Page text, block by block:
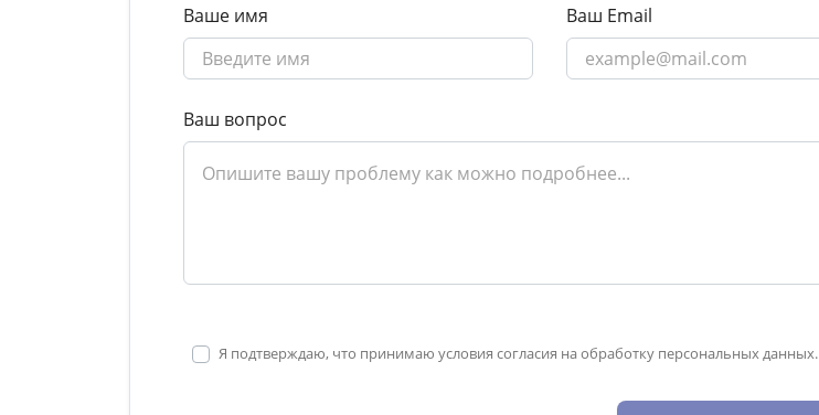
Ваше имя Ваш Email
Ваш вопрос
Я подтверждаю, что принимаю условия согласия на обработку персональных данных.